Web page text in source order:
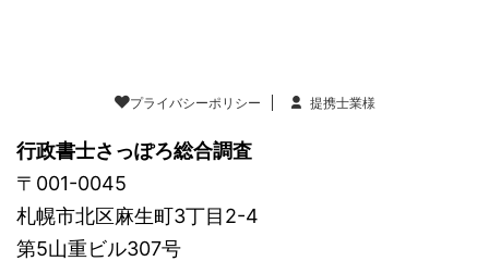
プライバシーポリシー 提携士業様
行政書士さっぽろ総合調査
〒001-0045
札幌市北区麻生町3丁目2-4
第5山重ビル307号